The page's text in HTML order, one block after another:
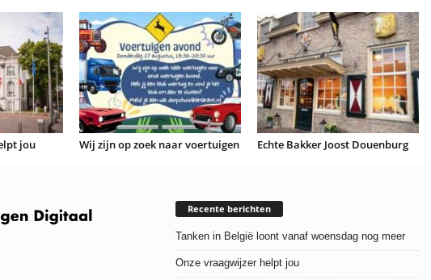
jou Wij zijn op zoek naar voertuigen Echte Bakker Joost Douenburg
Recente berichten
Tanken in België loont vanaf woensdag nog meer
Onze vraagwijzer helpt jou